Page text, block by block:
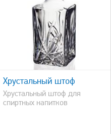
Хрустальный штоф
Хрустальный штоф для
спиртных напитков